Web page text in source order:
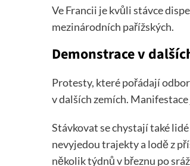
Ve Francii je kvůli stávce
mezinárodních pařížských.
Demonstrace v
Protesty, které pořádají
v dalších zemích.
Stávkovat se chystají také
nevyjedou trajekty a lodě z
několik týdnů v březnu po